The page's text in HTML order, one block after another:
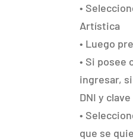
•
Artística
• Luego
• Si posee
ingresar,
DNI y
•
que se